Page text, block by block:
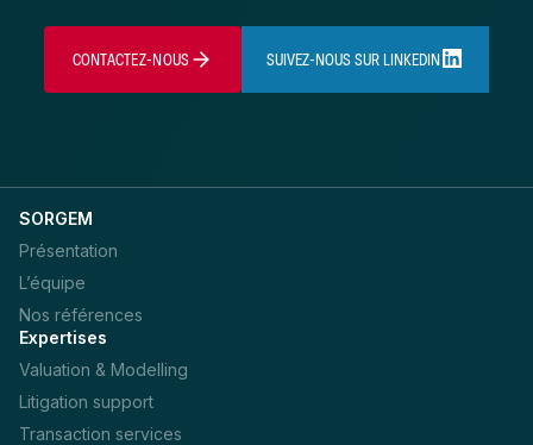
CONTACTEZ-NOUS SUIVEZ-NOUS SUR LINKEDIN
SORGEM
Présentation
L’équipe
Nos références
Expertises
Valuation & Modelling
Litigation support
Transaction services